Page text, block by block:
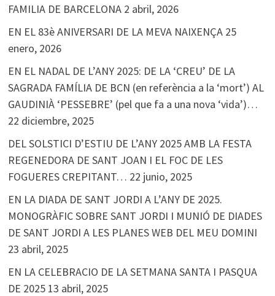
FAMILIA DE BARCELONA 2 abril, 2026
EN EL 83è ANIVERSARI DE LA MEVA NAIXENÇA 25
enero, 2026
EN EL NADAL DE L’ANY 2025: DE LA ‘CREU’ DE LA
SAGRADA FAMÍLIA DE BCN (en referència a la ‘mort’) AL
GAUDINIÀ ‘PESSEBRE’ (pel que fa a una nova ‘vida’)…
22 diciembre, 2025
DEL SOLSTICI D’ESTIU DE L’ANY 2025 AMB LA FESTA
REGENEDORA DE SANT JOAN I EL FOC DE LES
FOGUERES CREPITANT… 22 junio, 2025
EN LA DIADA DE SANT JORDI A L’ANY DE 2025.
MONOGRÀFIC SOBRE SANT JORDI I MUNIÓ DE DIADES
DE SANT JORDI A LES PLANES WEB DEL MEU DOMINI
23 abril, 2025
EN LA CELEBRACIO DE LA SETMANA SANTA I PASQUA
DE 2025 13 abril, 2025